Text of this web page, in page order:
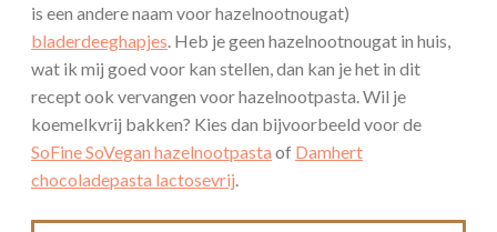
is een andere naam voor hazelnootnougat)
bladerdeeghapjes . Heb je geen hazelnootnougat in huis,
wat ik mij goed voor kan stellen, dan kan je het in dit
recept ook vervangen voor hazelnootpasta. Wil je
koemelkvrij bakken? Kies dan bijvoorbeeld voor de
SoFine SoVegan hazelnootpasta of Damhert
chocoladepasta lactosevrij